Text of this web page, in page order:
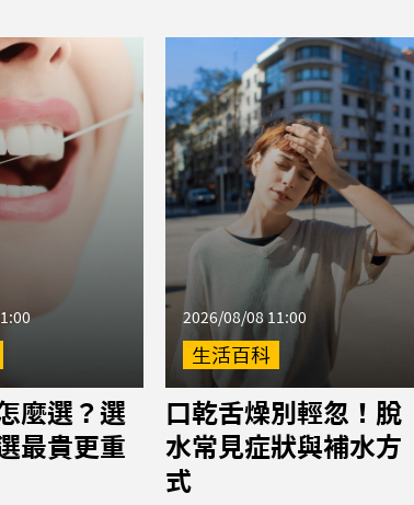
麼選？選
最貴更重
2026/08/08 11:00
生活百科
口乾舌燥別輕忽！脫
水常見症狀與補水方
式